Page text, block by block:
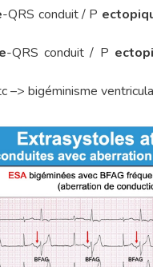
-QRS conduit / P
-QRS conduit / P
–> bigéminisme